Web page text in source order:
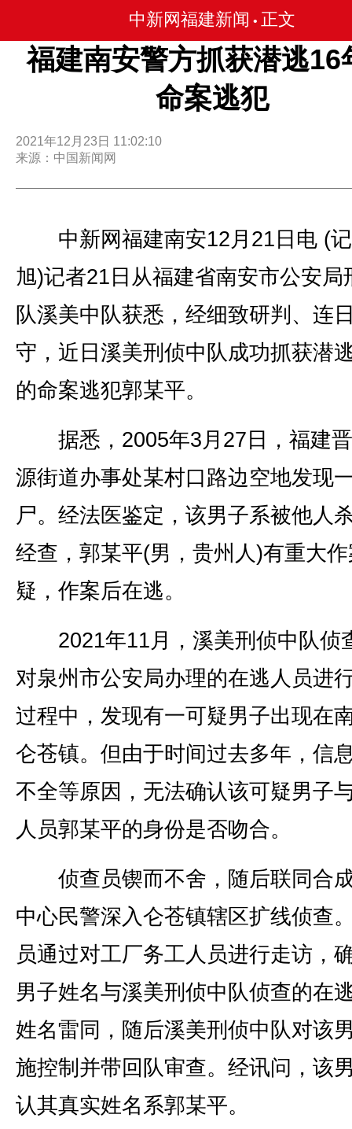
中新网福建新闻 • 正文
福建南安警方抓获潜逃16
命案逃犯
2021年12月23日 11:02:10
来源：中国新闻网
中新网福建南安12月21日电 (
旭)记者21日从福建省南安市公安局
队溪美中队获悉，经细致研判、连
守，近日溪美刑侦中队成功抓获潜
的命案逃犯郭某平。
据悉，2005年3月27日，福建
源街道办事处某村口路边空地发现
尸。经法医鉴定，该男子系被他人
经查，郭某平(男，贵州人)有重大
疑，作案后在逃。
2021年11月，溪美刑侦中队侦
对泉州市公安局办理的在逃人员进
过程中，发现有一可疑男子出现在
仑苍镇。但由于时间过去多年，信
不全等原因，无法确认该可疑男子
人员郭某平的身份是否吻合。
侦查员锲而不舍，随后联同合
中心民警深入仑苍镇辖区扩线侦查
员通过对工厂务工人员进行走访，
男子姓名与溪美刑侦中队侦查的在
姓名雷同，随后溪美刑侦中队对该
施控制并带回队审查。经讯问，该
认其真实姓名系郭某平。